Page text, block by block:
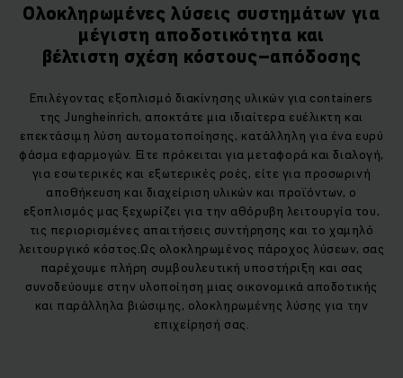
Ολοκληρωμένες λύσεις συστημάτων για
μέγιστη αποδοτικότητα και
βέλτιστη σχέση κόστους–απόδοσης
Επιλέγοντας εξοπλισμό διακίνησης υλικών για containers
της Jungheinrich, αποκτάτε μια ιδιαίτερα ευέλικτη και
επεκτάσιμη λύση αυτοματοποίησης, κατάλληλη για ένα ευρύ
φάσμα εφαρμογών. Είτε πρόκειται για μεταφορά και διαλογή,
για εσωτερικές και εξωτερικές ροές, είτε για προσωρινή
αποθήκευση και διαχείριση υλικών και προϊόντων, ο
εξοπλισμός μας ξεχωρίζει για την αθόρυβη λειτουργία του,
τις περιορισμένες απαιτήσεις συντήρησης και το χαμηλό
λειτουργικό κόστος.Ως ολοκληρωμένος πάροχος λύσεων, σας
παρέχουμε πλήρη συμβουλευτική υποστήριξη και σας
συνοδεύουμε στην υλοποίηση μιας οικονομικά αποδοτικής
και παράλληλα βιώσιμης, ολοκληρωμένης λύσης για την
επιχείρησή σας.